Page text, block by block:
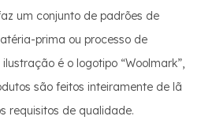
um conjunto de padrões de
prima ou processo de
é o logotipo “Woolmark”,
são feitos inteiramente de lã
requisitos de qualidade.